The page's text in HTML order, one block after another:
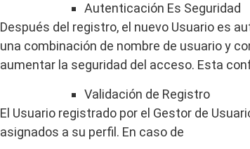
Autenticación Es Seguridad
Después del registro, el nuevo Usuario es
una combinación de nombre de usuario y
aumentar la seguridad del acceso. Esta
Validación de Registro
El Usuario registrado por el Gestor de
asignados a su perfil. En caso de